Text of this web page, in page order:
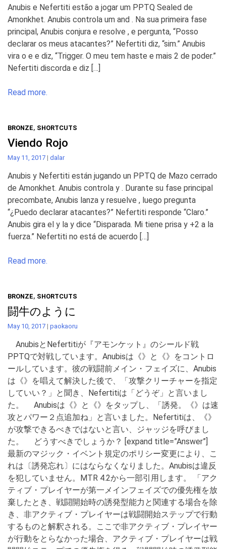
Anubis e Nefertiti estão a jogar um PPTQ Sealed de
Amonkhet. Anubis controla um and . Na sua primeira fase
principal, Anubis conjura e resolve , e pergunta, “Posso
declarar os meus atacantes?” Nefertiti diz, “sim.” Anubis
vira o e e diz, “Trigger. O meu tem haste e mais 2 de poder.”
Nefertiti discorda e diz […]
Read more.
BRONZE, SHORTCUTS
Viendo Rojo
May 11, 2017 | dalar
Anubis y Nefertiti están jugando un PPTQ de Mazo cerrado
de Amonkhet. Anubis controla y . Durante su fase principal
precombate, Anubis lanza y resuelve , luego pregunta
“¿Puedo declarar atacantes?” Nefertiti responde “Claro.”
Anubis gira el y la y dice “Disparada. Mi tiene prisa y +2 a la
fuerza.” Nefertiti no está de acuerdo […]
Read more.
BRONZE, SHORTCUTS
闘牛のように
May 10, 2017 | paokaoru
AnubisとNefertitiが『アモンケット』のシールド戦
PPTQで対戦しています。Anubisは《》と《》をコントロ
ールしています。彼の戦闘前メイン・フェイズに、Anubis
は《》を唱えて解決した後で、「攻撃クリーチャーを指定
していい？」と聞き、Nefertitiは「どうぞ」と言いまし
た。 Anubisは《》と《》をタップし、「誘発。《》は速
攻とパワー２点追加ね」と言いました。Nefertitiは、《》
が攻撃できるべきではないと言い、ジャッジを呼びまし
た。 どうすべきでしょうか？ [expand title=”Answer”]
最新のマジック・イベント規定のポリシー変更により、こ
れは〔誘発忘れ〕にはならなくなりました。Anubisは違反
を犯していません。MTR 4.2から一部引用します。 「アク
ティブ・プレイヤーが第一メインフェイズでの優先権を放
棄したとき、戦闘開始時の誘発型能力と関連する場合を除
き、非アクティブ・プレイヤーは戦闘開始ステップで行動
するものと解釈される。ここで非アクティブ・プレイヤー
が行動をとらなかった場合、アクティブ・プレイヤーは戦